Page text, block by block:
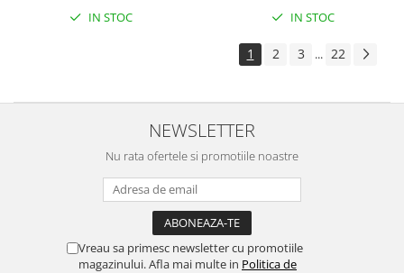
IN STOC IN STOC
1 2 3 ... 22
NEWSLETTER
Nu rata ofertele si promotiile noastre
Vreau sa primesc newsletter cu promotiile
magazinului. Afla mai multe in Politica de